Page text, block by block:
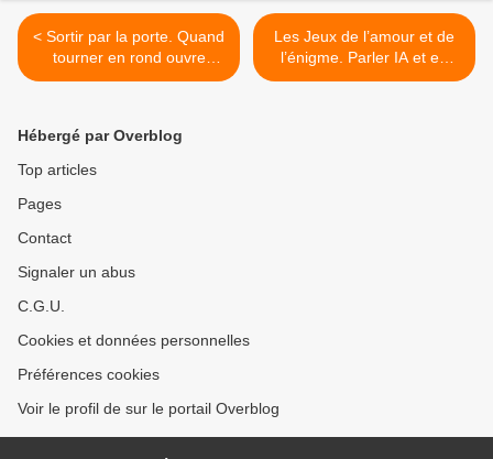
< Sortir par la porte. Quand
tourner en rond ouvre
grand les chemins de la
Les Jeux de l’amour et de
l’énigme. Parler IA et en
faire un spectacle. >
Hébergé par Overblog
Top articles
Pages
Contact
Signaler un abus
C.G.U.
Cookies et données personnelles
Préférences cookies
Voir le profil de sur le portail Overblog